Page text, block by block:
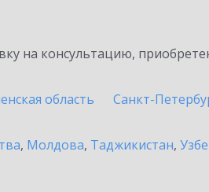
на консультацию,
область
Санкт-
, Молдова, Таджикистан,